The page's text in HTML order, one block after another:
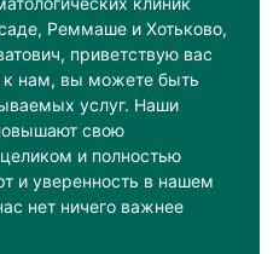
Реммаше и Хотьково,
приветствую вас
к нам, вы можете быть
услуг. Наши
свою
и полностью
и уверенность в нашем
нет ничего важнее